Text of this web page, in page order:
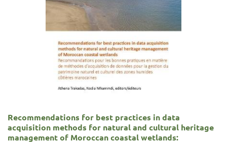
Recommendations for best practices in data
acquisition methods for natural and cultural heritage
management of Moroccan coastal wetlands: